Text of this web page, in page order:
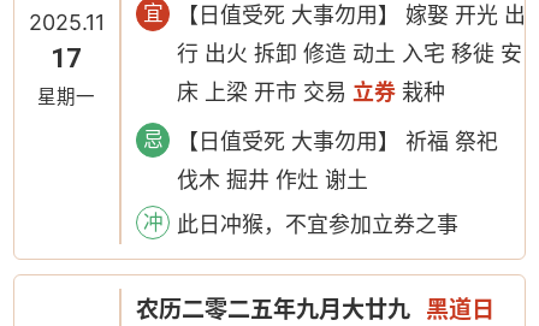
2025.11
17
星期一
宜
【日值受死 大事勿用】 嫁娶 开光 出
行 出火 拆卸 修造 动土 入宅 移徙 安
床 上梁 开市 交易 立券 栽种
忌
【日值受死 大事勿用】 祈福 祭祀
伐木 掘井 作灶 谢土
冲 此日冲猴，不宜参加立券之事
农历二零二五年九月大廿九 黑道日